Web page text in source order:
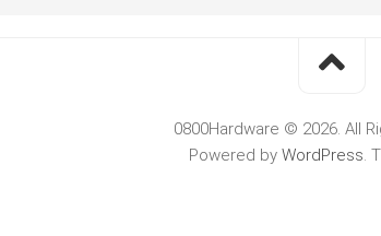
0800Hardware © 2026. All
Powered by WordPress.